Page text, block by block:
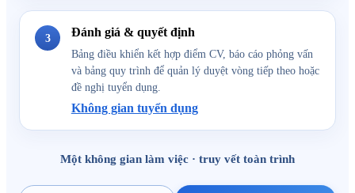
3 Đánh giá & quyết định
Bảng điều khiển kết hợp điểm CV, báo cáo phỏng vấn
và bảng quy trình để quản lý duyệt vòng tiếp theo hoặc
đề nghị tuyển dụng.
Không gian tuyển dụng
Một không gian làm việc · truy vết toàn trình